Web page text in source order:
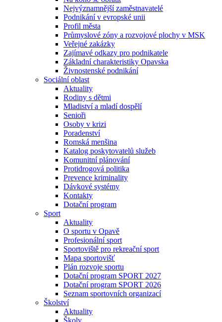
Nejvýznamnější zaměstnavatelé
Podnikání v evropské unii
Profil města
Průmyslové zóny a rozvojové plochy v MSK
Veřejné zakázky
Zajímavé odkazy pro podnikatele
Základní charakteristiky Opavska
Živnostenské podnikání
Sociální oblast
Aktuality
Rodiny s dětmi
Mladiství a mladí dospělí
Senioři
Osoby v krizi
Poradenství
Romská menšina
Katalog poskytovatelů služeb
Komunitní plánování
Protidrogová politika
Prevence kriminality
Dávkové systémy
Kontakty
Dotační program
Sport
Aktuality
O sportu v Opavě
Profesionální sport
Sportoviště pro rekreační sport
Mapa sportovišť
Plán rozvoje sportu
Dotační program SPORT 2027
Dotační program SPORT 2026
Seznam sportovních organizací
Školství
Aktuality